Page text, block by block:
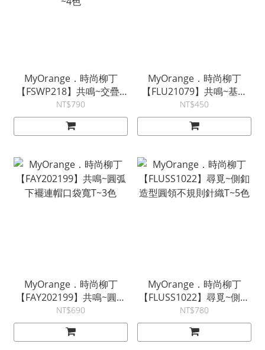
MyOrange．時尚柳丁
【FSWP218】共鳴~交疊V
領抗起球羊毛混紡針織衫
~4色
NT$790
MyOrange．時尚柳丁
【FLU21079】共鳴~基礎
款圓領彈力針織棉T~4色
NT$450
MyOrange．時尚柳丁
【FAY202199】共鳴~圓弧
下襬連帽口袋寬T~3色
NT$690
MyOrange．時尚柳丁
【FLUSS1022】尋覓~側釦
造型圓領不規則針織T~5色
NT$780